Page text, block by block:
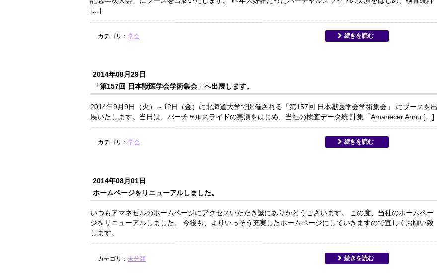
[…]
続きを読む
カテゴリ： 学会
2014年08月29日
「第157回 日本獣医学会学術集会」へ出展します。
2014年9月9日（火）～12日（金）に北海道大学で開催される「第157回 日本獣医学会学術集会」 にブースを出
展いたします。当日は、バーチャルスライドの実演をはじめ、当社の検査データ統 計集「Amanecer Annu […]
続きを読む
カテゴリ： 学会
2014年08月01日
ホームページをリニューアルしました。
いつもアマネセルのホームページにアクセスいただき誠にありがとうございます。 この度、当社のホームペー
ジをリニューアルしました。 今後も、よりいっそう充実したホームページにしていきますので宜しくお願い致
します。
続きを読む
カテゴリ： 未分類